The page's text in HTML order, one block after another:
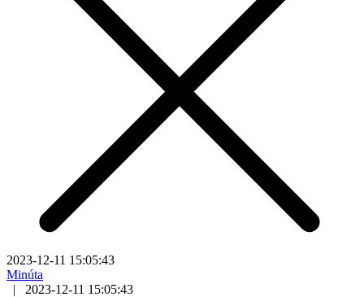
2023-12-11 15:05:43
Minúta
|
2023-12-11 15:05:43